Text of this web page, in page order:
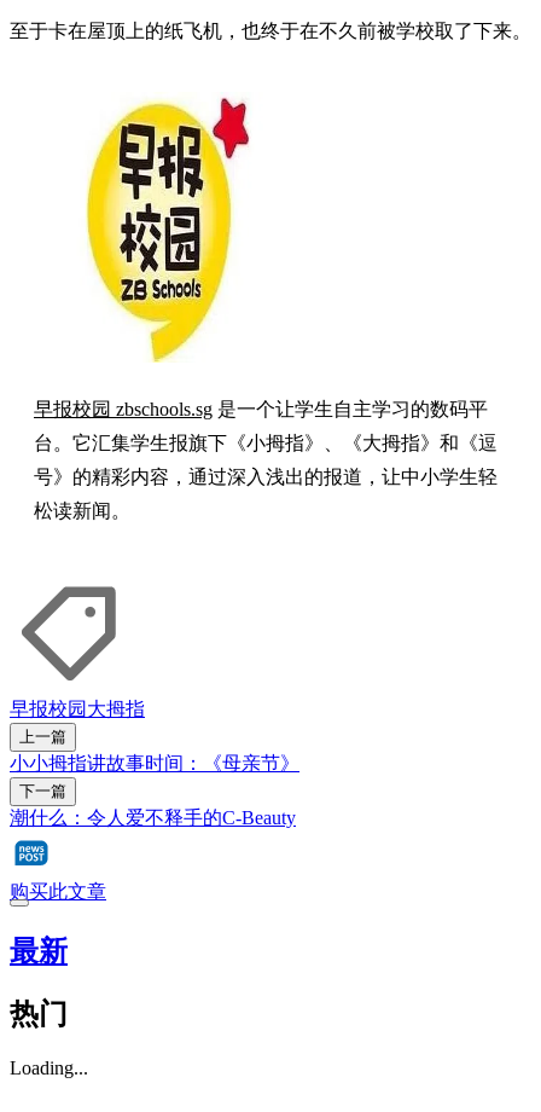
至于卡在屋顶上的纸飞机，也终于在不久前被学校取了下来。
早报校园 zbschools.sg 是一个让学生自主学习的数码平
台。它汇集学生报旗下《小拇指》、《大拇指》和《逗
号》的精彩内容，通过深入浅出的报道，让中小学生轻
松读新闻。
早报校园 大拇指
上一篇
小小拇指讲故事时间：《母亲节》
下一篇
潮什么：令人爱不释手的C-Beauty
购买此文章
最新
热门
Loading...